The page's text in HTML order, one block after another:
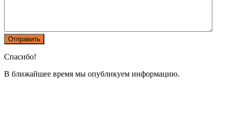
Спасибо!
В ближайшее время мы опубликуем информацию.